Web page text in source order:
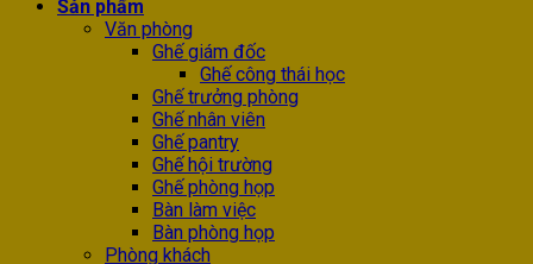
Sản phẩm
Văn phòng
Ghế giám đốc
Ghế công thái học
Ghế trưởng phòng
Ghế nhân viên
Ghế pantry
Ghế hội trường
Ghế phòng họp
Bàn làm việc
Bàn phòng họp
Phòng khách